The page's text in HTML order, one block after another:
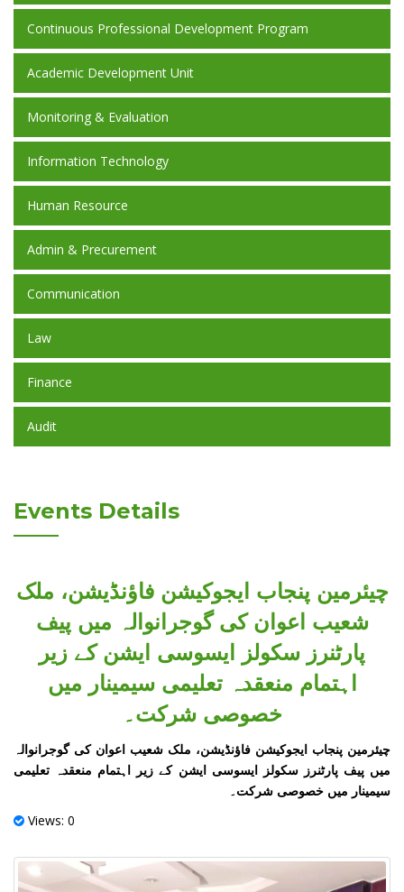
Continuous Professional Development Program
Academic Development Unit
Monitoring & Evaluation
Information Technology
Human Resource
Admin & Precurement
Communication
Law
Finance
Audit
Events Details
چیئرمین پنجاب ایجوکیشن فاؤنڈیشن، ملک
شعیب اعوان کی گوجرانوالہ میں پیف
پارٹنرز سکولز ایسوسی ایشن کے زیر
اہتمام منعقدہ تعلیمی سیمینار میں
خصوصی شرکت۔
چیئرمین پنجاب ایجوکیشن فاؤنڈیشن، ملک شعیب اعوان کی گوجرانوالہ
میں پیف پارٹنرز سکولز ایسوسی ایشن کے زیر اہتمام منعقدہ تعلیمی
سیمینار میں خصوصی شرکت۔
Views: 0